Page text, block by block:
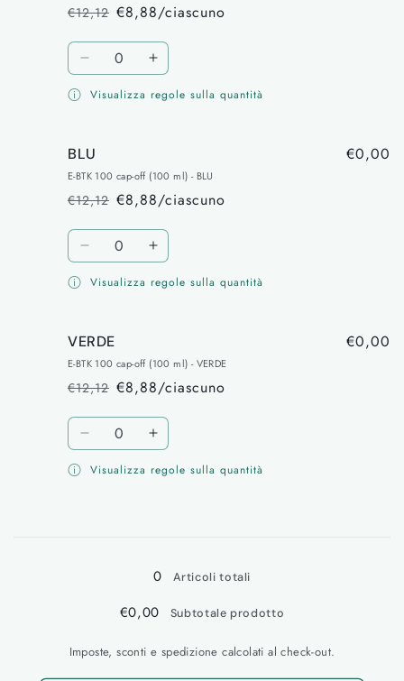
Prezzo
di
listino
€12,12
Prezzo
scontato
€8,88/ciascuno
Quantità
Diminuisci
per
Aumenta
per
Visualizza regole sulla quantità
BLU
E-BTK 100 cap-off (100 ml) - BLU
Prezzo
di
listino
€12,12
Prezzo
scontato
€8,88/ciascuno
€0,00
Quantità
Diminuisci
per
Aumenta
per
Visualizza regole sulla quantità
VERDE
E-BTK 100 cap-off (100 ml) - VERDE
Prezzo
di
listino
€12,12
Prezzo
scontato
€8,88/ciascuno
€0,00
Quantità
Diminuisci
per
Aumenta
per
Visualizza regole sulla quantità
0 Articoli totali
€0,00 Subtotale prodotto
Imposte, sconti e spedizione calcolati al check-out.